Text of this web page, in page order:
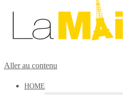
Aller au contenu
HOME